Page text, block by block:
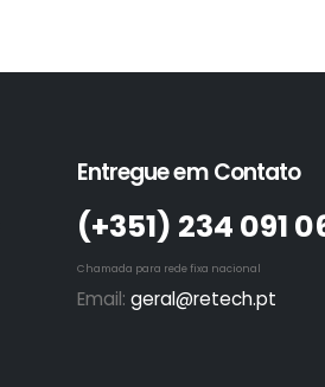
Entregue em Contato
(+351)­ 234 091
Chamada para rede fixa nacional
Email: geral@retech.pt